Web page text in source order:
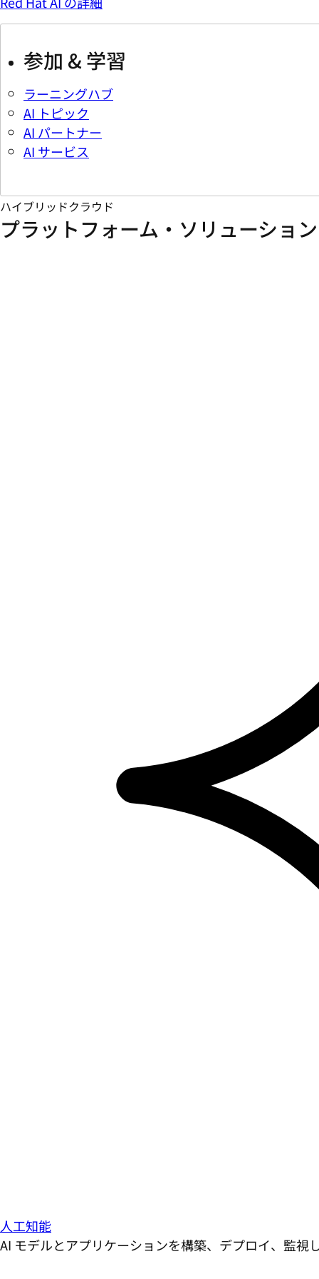
参加 & 学習
ラーニングハブ
AI トピック
AI パートナー
AI サービス
ハイブリッドクラウド
プラットフォーム・ソリューション
人工知能
AI モデルとアプリケーションを構築、デプロイ、監視